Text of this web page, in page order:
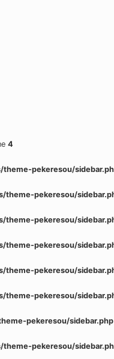
4
pekeresou/
theme-pekeresou/
theme-pekeresou/
theme-pekeresou/
theme-pekeresou/
theme-pekeresou/
pekeresou/sidebar.php
pekeresou/